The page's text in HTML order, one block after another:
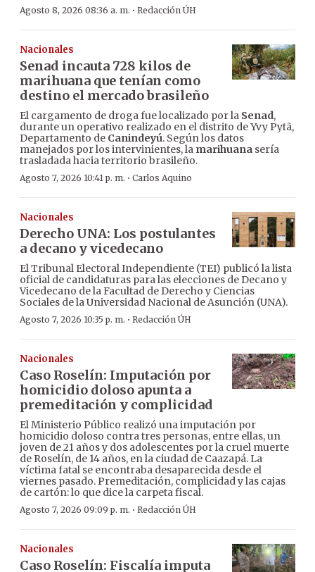
Agosto 8, 2026 08:36 a. m. · Redacción ÚH
Nacionales
Senad incauta 728 kilos de
marihuana que tenían como
destino el mercado brasileño
El cargamento de droga fue localizado por la Senad,
durante un operativo realizado en el distrito de Yvy Pytã,
Departamento de Canindeyú. Según los datos
manejados por los intervinientes, la marihuana sería
trasladada hacia territorio brasileño.
Agosto 7, 2026 10:41 p. m. · Carlos Aquino
Nacionales
Derecho UNA: Los postulantes
a decano y vicedecano
El Tribunal Electoral Independiente (TEI) publicó la lista
oficial de candidaturas para las elecciones de Decano y
Vicedecano de la Facultad de Derecho y Ciencias
Sociales de la Universidad Nacional de Asunción (UNA).
Agosto 7, 2026 10:35 p. m. · Redacción ÚH
Nacionales
Caso Roselín: Imputación por
homicidio doloso apunta a
premeditación y complicidad
El Ministerio Público realizó una imputación por
homicidio doloso contra tres personas, entre ellas, un
joven de 21 años y dos adolescentes por la cruel muerte
de Roselín, de 14 años, en la ciudad de Caazapá. La
víctima fatal se encontraba desaparecida desde el
viernes pasado. Premeditación, complicidad y las cajas
de cartón: lo que dice la carpeta fiscal.
Agosto 7, 2026 09:09 p. m. · Redacción ÚH
Nacionales
Caso Roselín: Fiscalía imputa